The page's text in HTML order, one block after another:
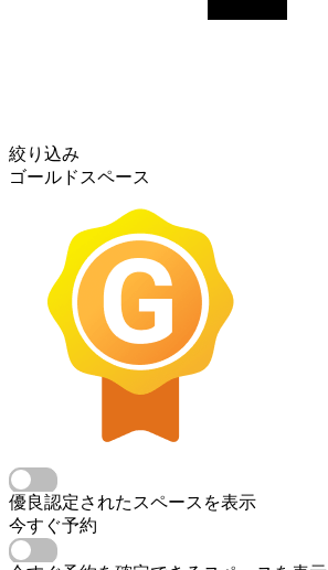
絞り込み
ゴールドスペース
優良認定されたスペースを表示
今すぐ予約